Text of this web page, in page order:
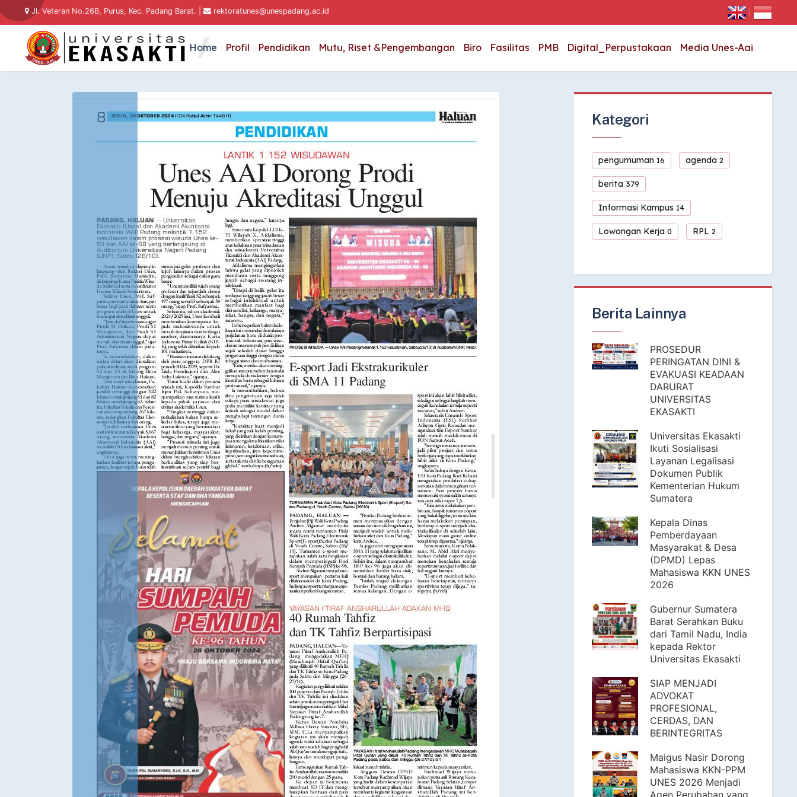
Jl. Veteran No.26B, Purus, Kec. Padang Barat. | rektoratunes@unespadang.ac.id |
Home Profil Pendidikan Mutu, Riset &Pengembangan Biro Fasilitas PMB Digital_Perpustakaan Media Unes-Aai
Kategori
pengumuman 16 agenda 2
berita 379
Informasi Kampus 14
Lowongan Kerja 0 RPL 2
Berita Lainnya
PROSEDUR
PERINGATAN DINI &
EVAKUASI KEADAAN
DARURAT
UNIVERSITAS
EKASAKTI
Universitas Ekasakti
Ikuti Sosialisasi
Layanan Legalisasi
Dokumen Publik
Kementerian Hukum
Sumatera
Kepala Dinas
Pemberdayaan
Masyarakat & Desa
(DPMD) Lepas
Mahasiswa KKN UNES
2026
Gubernur Sumatera
Barat Serahkan Buku
dari Tamil Nadu, India
kepada Rektor
Universitas Ekasakti
SIAP MENJADI
ADVOKAT
PROFESIONAL,
CERDAS, DAN
BERINTEGRITAS
Maigus Nasir Dorong
Mahasiswa KKN-PPM
UNES 2026 Menjadi
Agen Perubahan yang